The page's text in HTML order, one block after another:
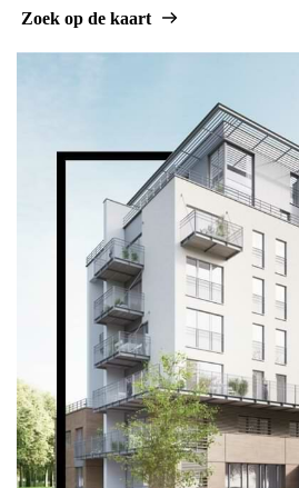
Zoek op de kaart